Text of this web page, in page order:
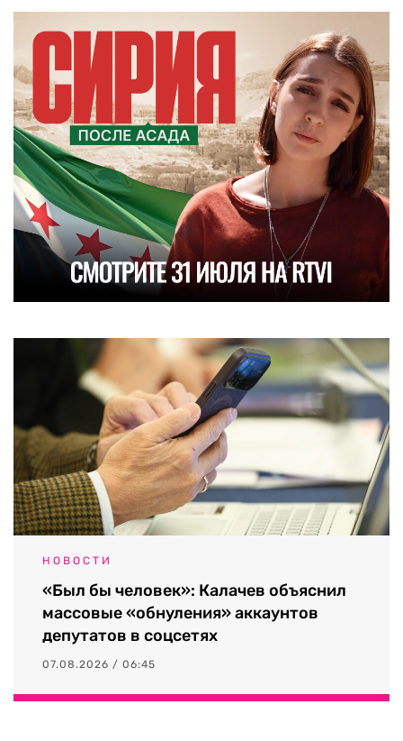
НОВОСТИ
«Был бы человек»: Калачев объяснил
массовые «обнуления» аккаунтов
депутатов в соцсетях
07.08.2026 / 06:45